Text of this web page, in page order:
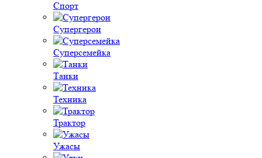
Спорт
Супергерои
Суперсемейка
Танки
Техника
Трактор
Ужасы